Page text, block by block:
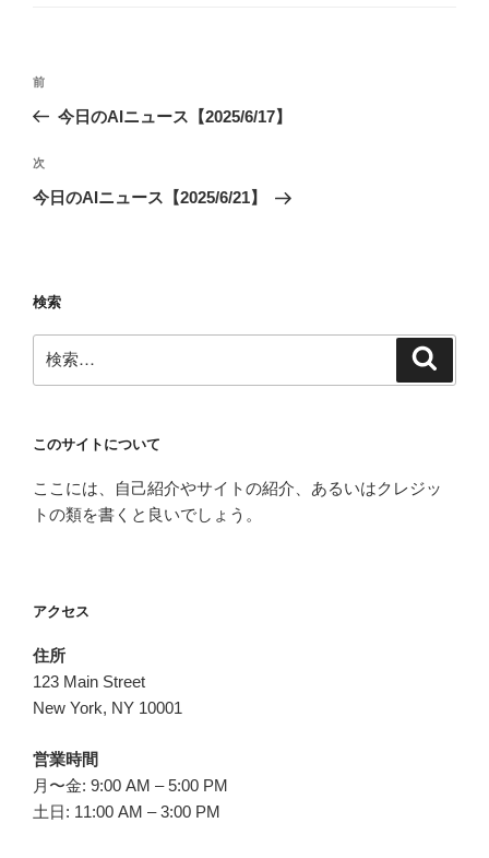
投
ビ
ゲ
ン
前
の
稿
前
今日のAIニュース【2025/6/17】
次
の
次
今日のAIニュース【2025/6/21】
検索
索:
このサイトについて
ここには、自己紹介やサイトの紹介、あるいはクレジッ
トの類を書くと良いでしょう。
アクセス
住所
123 Main Street
New York, NY 10001
営業時間
月〜金: 9:00 AM – 5:00 PM
土日: 11:00 AM – 3:00 PM